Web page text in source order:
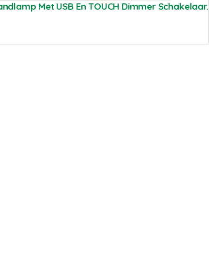
Met USB En TOUCH Dimmer Schakelaar.